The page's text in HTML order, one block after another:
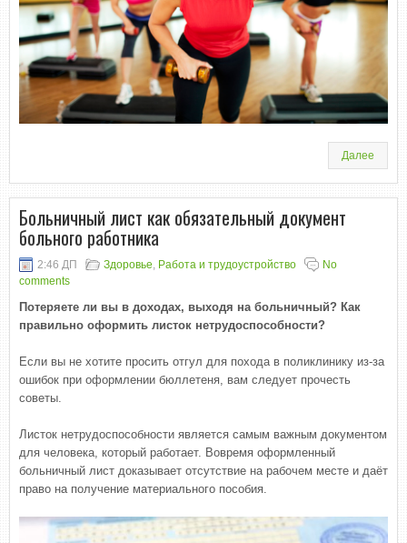
Далее
Больничный лист как обязательный документ
больного работника
2:46 ДП Здоровье, Работа и трудоустройство
No
comments
Потеряете ли вы в доходах, выходя на больничный? Как
правильно оформить листок нетрудоспособности?
Если вы не хотите просить отгул для похода в поликлинику из-за
ошибок при оформлении бюллетеня, вам следует прочесть
советы.
Листок нетрудоспособности является самым важным документом
для человека, который работает. Вовремя оформленный
больничный лист доказывает отсутствие на рабочем месте и даёт
право на получение материального пособия.